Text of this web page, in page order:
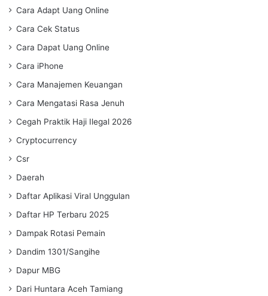
Cara Adapt Uang Online
Cara Cek Status
Cara Dapat Uang Online
Cara iPhone
Cara Manajemen Keuangan
Cara Mengatasi Rasa Jenuh
Cegah Praktik Haji Ilegal 2026
Cryptocurrency
Csr
Daerah
Daftar Aplikasi Viral Unggulan
Daftar HP Terbaru 2025
Dampak Rotasi Pemain
Dandim 1301/Sangihe
Dapur MBG
Dari Huntara Aceh Tamiang